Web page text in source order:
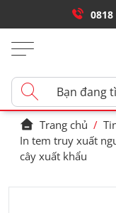
0818
Trang chủ /
In tem truy xuất
cây xuất khẩu